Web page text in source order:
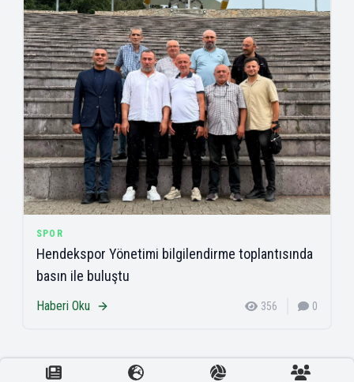
SPOR
Hendekspor Yönetimi bilgilendirme toplantısında
basın ile buluştu
Haberi Oku 356 0